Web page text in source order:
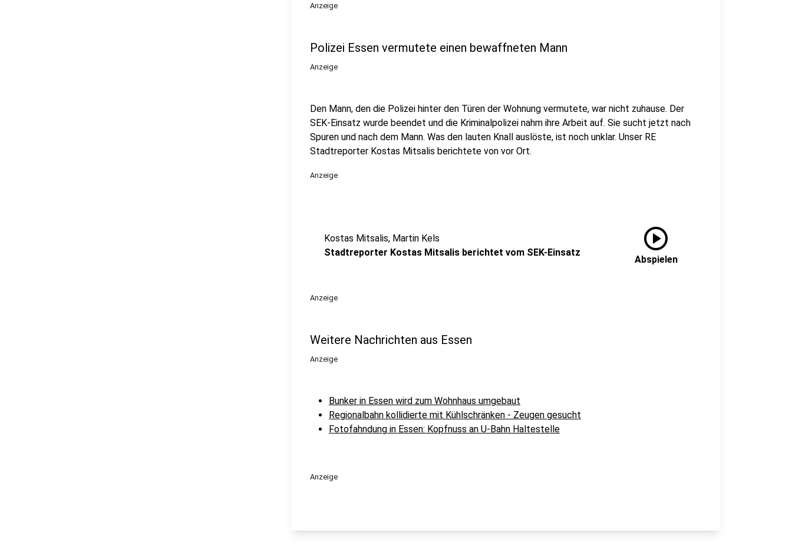
Anzeige
Polizei Essen vermutete einen bewaffneten Mann
Anzeige
Den Mann, den die Polizei hinter den Türen der Wohnung vermutete, war nicht zuhause. Der
SEK-Einsatz wurde beendet und die Kriminalpolizei nahm ihre Arbeit auf. Sie sucht jetzt nach
Spuren und nach dem Mann. Was den lauten Knall auslöste, ist noch unklar. Unser RE
Stadtreporter Kostas Mitsalis berichtete von vor Ort.
Anzeige
Kostas Mitsalis, Martin Kels
Stadtreporter Kostas Mitsalis berichtet vom SEK-Einsatz
play_circle
Abspielen
Anzeige
Weitere Nachrichten aus Essen
Anzeige
Bunker in Essen wird zum Wohnhaus umgebaut
Regionalbahn kollidierte mit Kühlschränken - Zeugen gesucht
Fotofahndung in Essen: Kopfnuss an U-Bahn Haltestelle
Anzeige